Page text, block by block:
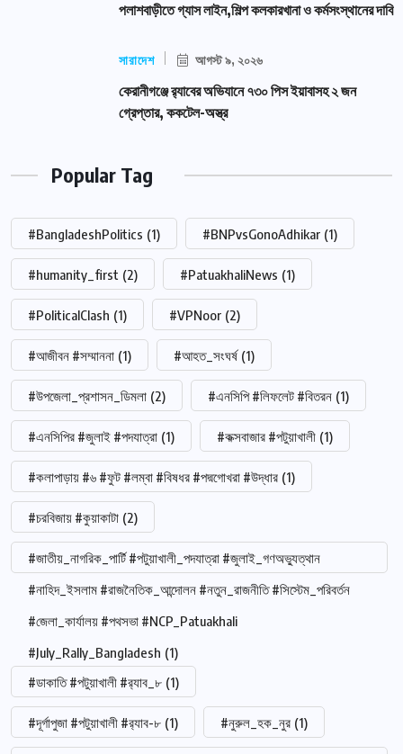
পলাশবাড়ীতে গ্যাস লাইন,শিল্প কলকারখানা ও কর্মসংস্থানের দাবি
সারাদেশ আগস্ট ৯, ২০২৬
কেরানীগঞ্জে র‍্যাবের অভিযানে ৭৩০ পিস ইয়াবাসহ ২ জন
গ্রেপ্তার, ককটেল-অস্ত্র
Popular Tag
#BangladeshPolitics (1) #BNPvsGonoAdhikar (1)
#humanity_first (2) #PatuakhaliNews (1)
#PoliticalClash (1) #VPNoor (2)
#আজীবন #সম্মাননা (1) #আহত_সংঘর্ষ (1)
#উপজেলা_প্রশাসন_ডিমলা (2) #এনসিপি #লিফলেট #বিতরন (1)
#এনসিপির #জুলাই #পদযাত্রা (1) #কক্সবাজার #পটুয়াখালী (1)
#কলাপাড়ায় #৬ #ফুট #লম্বা #বিষধর #পদ্মগোখরা #উদ্ধার (1)
#চরবিজায় #কুয়াকাটা (2)
#জাতীয়_নাগরিক_পার্টি #পটুয়াখালী_পদযাত্রা #জুলাই_গণঅভ্যুত্থান
#নাহিদ_ইসলাম #রাজনৈতিক_আন্দোলন #নতুন_রাজনীতি #সিস্টেম_পরিবর্তন
#জেলা_কার্যালয় #পথসভা #NCP_Patuakhali
#July_Rally_Bangladesh (1)
#ডাকাতি #পটুয়াখালী #র‍্যাব_৮ (1)
#দূর্গাপুজা #পটুয়াখালী #র‍্যাব-৮ (1) #নুরুল_হক_নুর (1)